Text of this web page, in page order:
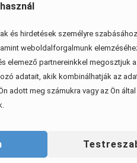
és hirdetések személyre
weboldalforgalmunk
elemező partnereinkkel megosztjuk
adatait, akik kombinálhatják az
adott meg számukra vagy az Ön